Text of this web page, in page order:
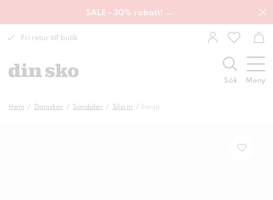
SALE - 30% rabatt! →
Fri retur till butik
Sök Meny
Hem Damskor Sandaler Slip in Sonja